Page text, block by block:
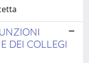
DEI COLLEGI